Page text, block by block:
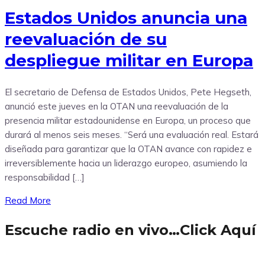
Estados Unidos anuncia una
reevaluación de su
despliegue militar en Europa
El secretario de Defensa de Estados Unidos, Pete Hegseth,
anunció este jueves en la OTAN una reevaluación de la
presencia militar estadounidense en Europa, un proceso que
durará al menos seis meses. “Será una evaluación real. Estará
diseñada para garantizar que la OTAN avance con rapidez e
irreversiblemente hacia un liderazgo europeo, asumiendo la
responsabilidad […]
Read More
Escuche radio en vivo…Click Aquí